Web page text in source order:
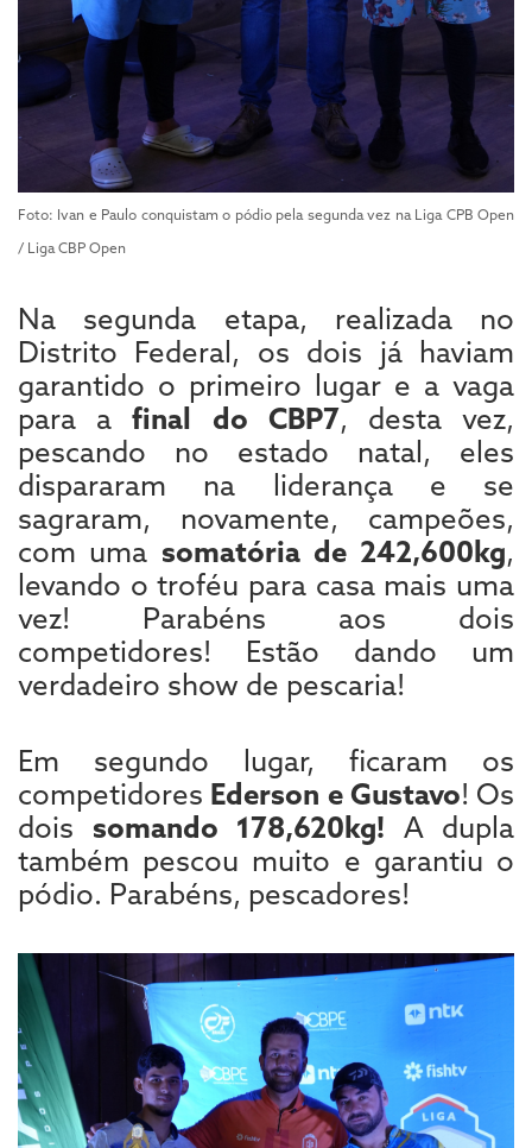
Foto: Ivan e Paulo conquistam o pódio pela segunda vez na Liga CPB Open
/ Liga CBP Open
Na segunda etapa, realizada no
Distrito Federal, os dois já haviam
garantido o primeiro lugar e a vaga
para a final do CBP7, desta vez,
pescando no estado natal, eles
dispararam na liderança e se
sagraram, novamente, campeões,
com uma somatória de 242,600kg,
levando o troféu para casa mais uma
vez! Parabéns aos dois
competidores! Estão dando um
verdadeiro show de pescaria!
Em segundo lugar, ficaram os
competidores Ederson e Gustavo! Os
dois somando 178,620kg! A dupla
também pescou muito e garantiu o
pódio. Parabéns, pescadores!